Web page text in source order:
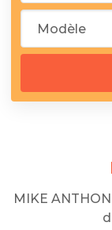
MIKE